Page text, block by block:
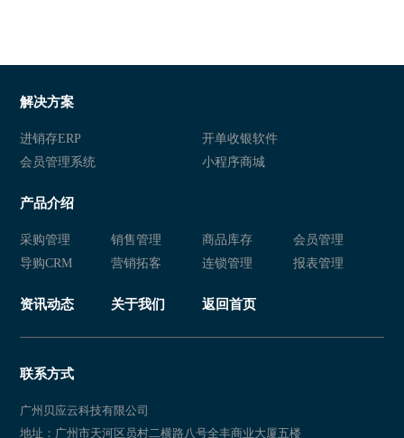
解决方案
进销存ERP
开单收银软件
会员管理系统
小程序商城
产品介绍
采购管理 销售管理 商品库存
会员管理
导购CRM
营销拓客 连锁管理 报表管理
资讯动态 关于我们 返回首页
联系方式
广州贝应云科技有限公司
地址：广州市天河区员村二横路八号全丰商业大厦五楼